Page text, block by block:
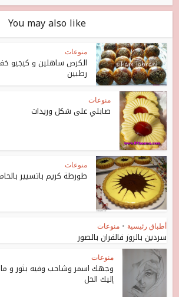
You may also like
منوعات
الكرص ساهلين و كيجيو
رطبين
منوعات
صابلي على شكل وريدات
منوعات
طورطة كريم باتسيير
أطباق رئيسية • منوعات
سردين بالروز فالفران بالصور
منوعات
وجهك اسمر وشاحب وفيه بثور و
إليك الحل